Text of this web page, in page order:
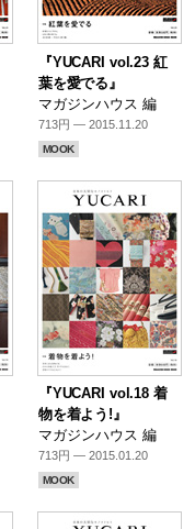
『YUCARI vol.23 紅
葉を愛でる』
マガジンハウス 編
713円 — 2015.11.20
MOOK
『YUCARI vol.18 着
物を着よう!』
マガジンハウス 編
713円 — 2015.01.20
MOOK